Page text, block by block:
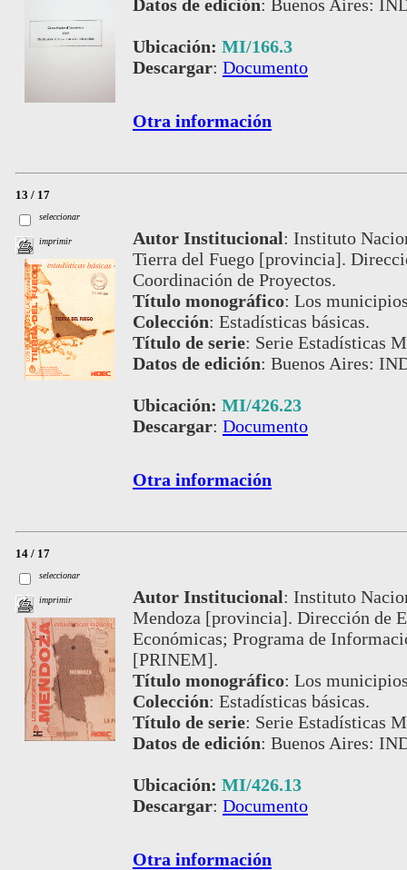
Datos de edición: Buenos Aires:
Ubicación: MI/166.3
Descargar: Documento
Otra información
13 / 17
seleccionar
imprimir Autor Institucional: Instituto
Tierra del Fuego [provincia].
Coordinación de Proyectos.
Título monográfico: Los
Colección: Estadísticas básicas.
Título de serie: Serie Estadísticas
Datos de edición: Buenos Aires:
Ubicación: MI/426.23
Descargar: Documento
Otra información
14 / 17
seleccionar
imprimir Autor Institucional: Instituto
Mendoza [provincia]. Dirección de
Económicas; Programa de
[PRINEM].
Título monográfico: Los
Colección: Estadísticas básicas.
Título de serie: Serie Estadísticas
Datos de edición: Buenos Aires:
Ubicación: MI/426.13
Descargar: Documento
Otra información